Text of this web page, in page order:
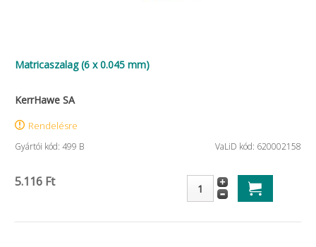
Matricaszalag (6 x 0.045 mm)
KerrHawe SA
Rendelésre
Gyártói kód: 499 B VaLiD kód: 620002158
5.116 Ft